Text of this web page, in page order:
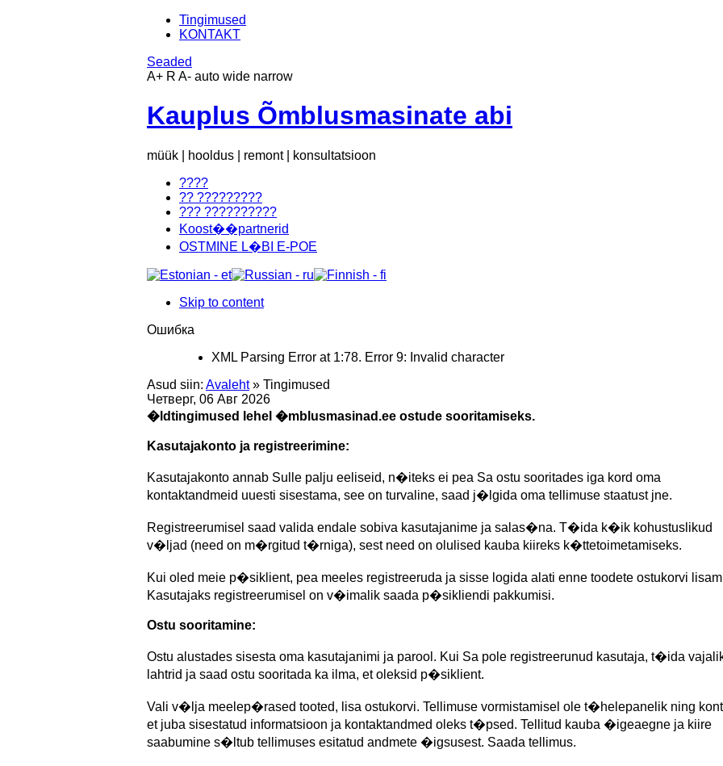
Tingimused
KONTAKT
Seaded
A+ R A- auto wide narrow
Kauplus Õmblusmasinate abi
müük | hooldus | remont | konsultatsioon
????
?? ?????????
??? ??????????
Koost��partnerid
OSTMINE L�BI E-POE
Skip to content
Ошибка
XML Parsing Error at 1:78. Error 9: Invalid character
Asud siin: Avaleht » Tingimused
Четверг, 06 Авг 2026
�ldtingimused lehel �mblusmasinad.ee ostude sooritamiseks.
Kasutajakonto ja registreerimine:
Kasutajakonto annab Sulle palju eeliseid, n�iteks ei pea Sa ostu sooritades iga kord oma
kontaktandmeid uuesti sisestama, see on turvaline, saad j�lgida oma tellimuse staatust jne.
Registreerumisel saad valida endale sobiva kasutajanime ja salas�na. T�ida k�ik kohustuslikud
v�ljad (need on m�rgitud t�rniga), sest need on olulised kauba kiireks k�ttetoimetamiseks.
Kui oled meie p�siklient, pea meeles registreeruda ja sisse logida alati enne toodete ostukorvi
Kasutajaks registreerumisel on v�imalik saada p�sikliendi pakkumisi.
Ostu sooritamine:
Ostu alustades sisesta oma kasutajanimi ja parool. Kui Sa pole registreerunud kasutaja, t�ida
lahtrid ja saad ostu sooritada ka ilma, et oleksid p�siklient.
Vali v�lja meelep�rased tooted, lisa ostukorvi. Tellimuse vormistamisel ole t�helepanelik ning
et juba sisestatud informatsioon ja kontaktandmed oleks t�psed. Tellitud kauba �igeaegne ja kiire
saabumine s�ltub tellimuses esitatud andmete �igsusest. Saada tellimus.